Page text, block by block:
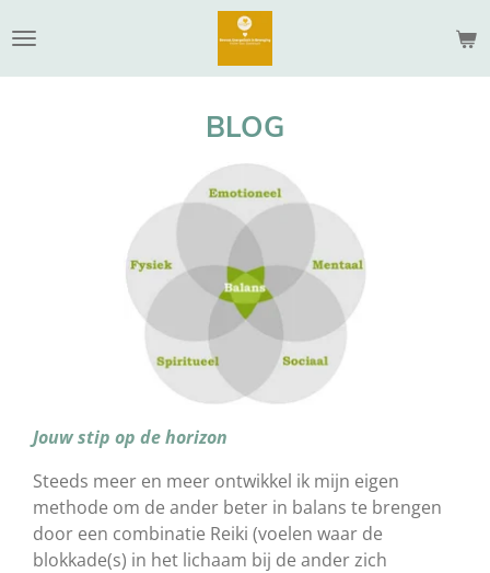
direct
naar
BLOG
Jouw stip op de horizon
Steeds meer en meer ontwikkel ik mijn eigen
methode om de ander beter in balans te brengen
door een combinatie Reiki (voelen waar de
blokkade(s) in het lichaam bij de ander zich